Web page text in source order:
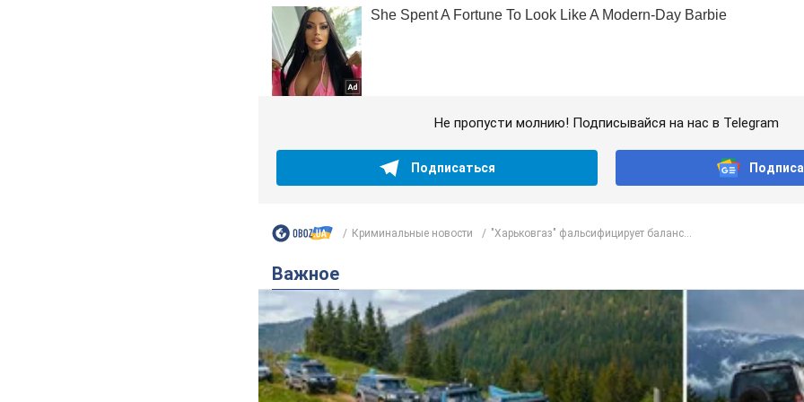
Не пропусти молнию! Подписывайся на нас в Telegram
Подписаться
Криминальные новости "Харьковгаз" фальсифицирует баланс...
Важное